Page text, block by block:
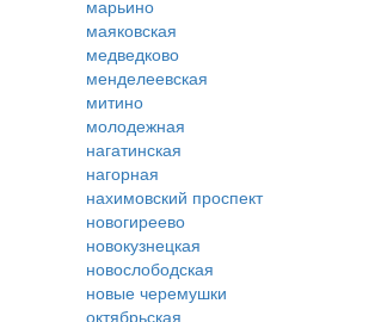
марьино
маяковская
медведково
менделеевская
митино
молодежная
нагатинская
нагорная
нахимовский проспект
новогиреево
новокузнецкая
новослободская
новые черемушки
октябрьская